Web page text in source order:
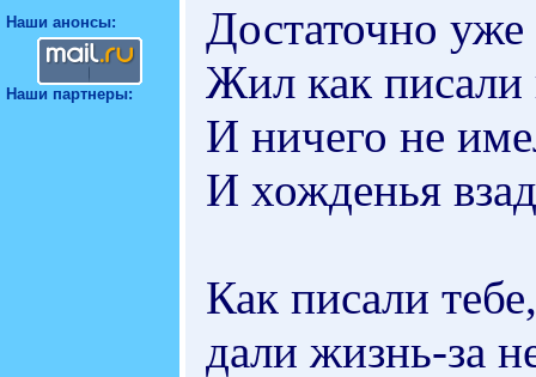
Наши анонсы:
Наши партнеры:
Достаточно
Жил как
И ничего не
И хожденья
Как писали
дали жизнь-за